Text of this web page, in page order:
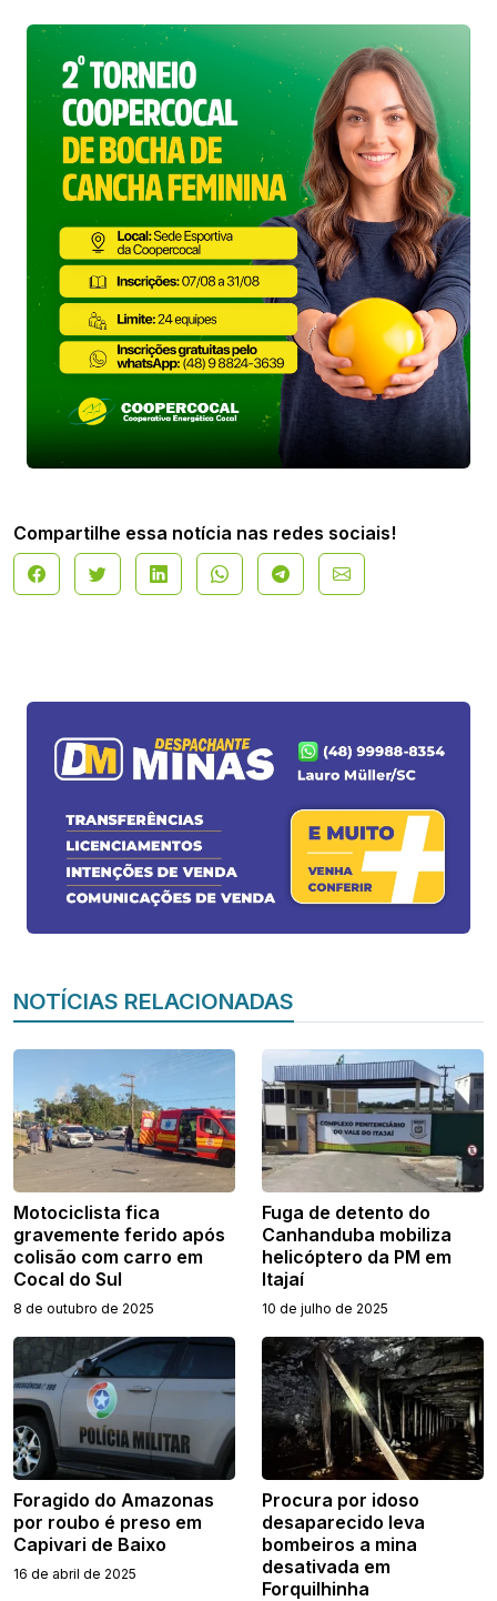
Compartilhe essa notícia nas redes sociais!
NOTÍCIAS RELACIONADAS
Motociclista fica
gravemente ferido após
colisão com carro em
Cocal do Sul
8 de outubro de 2025
Fuga de detento do
Canhanduba mobiliza
helicóptero da PM em
Itajaí
10 de julho de 2025
Foragido do Amazonas
por roubo é preso em
Capivari de Baixo
16 de abril de 2025
Procura por idoso
desaparecido leva
bombeiros a mina
desativada em
Forquilhinha